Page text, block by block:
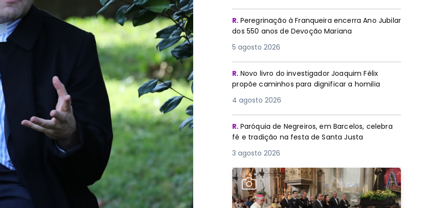
R. Peregrinação à Franqueira encerra Ano Jubilar
dos 550 anos de Devoção Mariana
5 agosto 2026
R. Novo livro do investigador Joaquim Félix
propõe caminhos para dignificar a homilia
4 agosto 2026
R. Paróquia de Negreiros, em Barcelos, celebra
fé e tradição na festa de Santa Justa
3 agosto 2026